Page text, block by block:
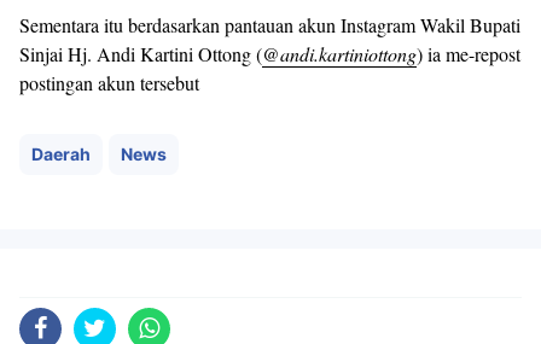
Sementara itu berdasarkan pantauan akun Instagram Wakil Bupati
Sinjai Hj. Andi Kartini Ottong (@andi.kartiniottong) ia me-repost
postingan akun tersebut
Daerah News